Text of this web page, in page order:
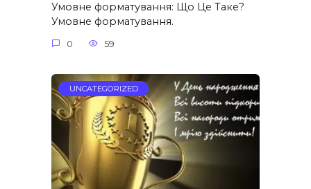
Умовне форматування: Що Це Таке?
Умовне форматування.
0 59
UNCATEGORIZED